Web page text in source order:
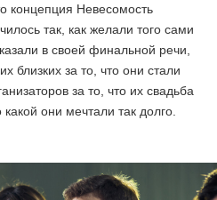
концепция Невесомость
так, как желали того сами
в своей финальной речи,
близких за то, что они стали
за то, что их свадьба
они мечтали так долго.